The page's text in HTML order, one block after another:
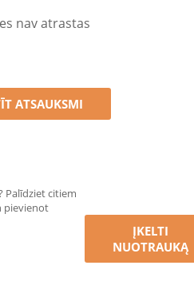
nav atrastas
ATSAUKSMI
Palīdziet citiem
pievienot
ĮKELTI
NUOTRAUKĄ